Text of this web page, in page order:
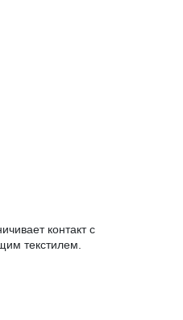
контакт с
текстилем.